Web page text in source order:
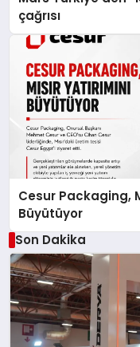
çağrısı
Cesur Packaging,
Büyütüyor
Son Dakika